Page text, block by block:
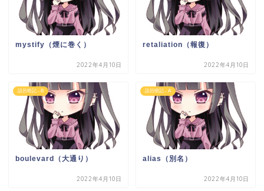
mystify（煙に巻く）
2022年4月10日
retaliation（報復）
2022年4月10日
語呂暗記 - B
boulevard（大通り）
2022年4月10日
語呂暗記 - A
alias（別名）
2022年4月10日